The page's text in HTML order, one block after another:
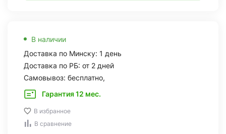
В наличии
Доставка по Минску: 1 день
Доставка по РБ: от 2 дней
Самовывоз: бесплатно,
Гарантия 12 мес.
В избранное
В сравнение